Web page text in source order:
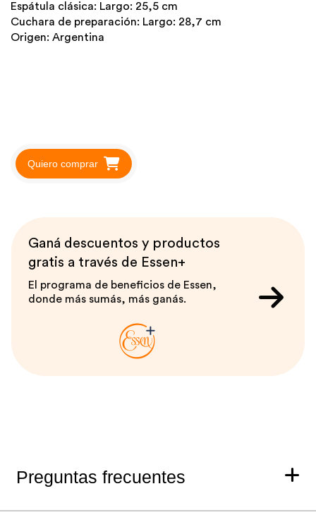
Espátula clásica: Largo: 25,5 cm
Cuchara de preparación: Largo: 28,7 cm
Origen: Argentina
Quiero comprar
Ganá descuentos y productos
gratis a través de Essen+
El programa de beneficios de Essen,
donde más sumás, más ganás.
Preguntas frecuentes